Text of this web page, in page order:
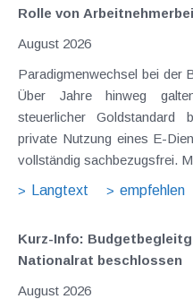
Rolle von
August 2026
Paradigmenwechsel bei der
Über Jahre hinweg
steuerlicher Goldstandard
private Nutzung eines E-
vollständig sachbezugsfrei.
Langtext
empfehlen
Kurz-Info:
Nationalrat beschlossen
August 2026